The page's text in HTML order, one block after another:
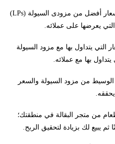
بمعنى آخر، الوسيط يحصل على أسعار أفضل من مزودى السيولة (LPs)
يعرضها على عملائه.
التي يتداول بها مع مزود السيولة
من مزود السيولة والسعر
من متجر البقالة في منطقتك؛
يبيع لك بزيادة لتحقيق الربح.